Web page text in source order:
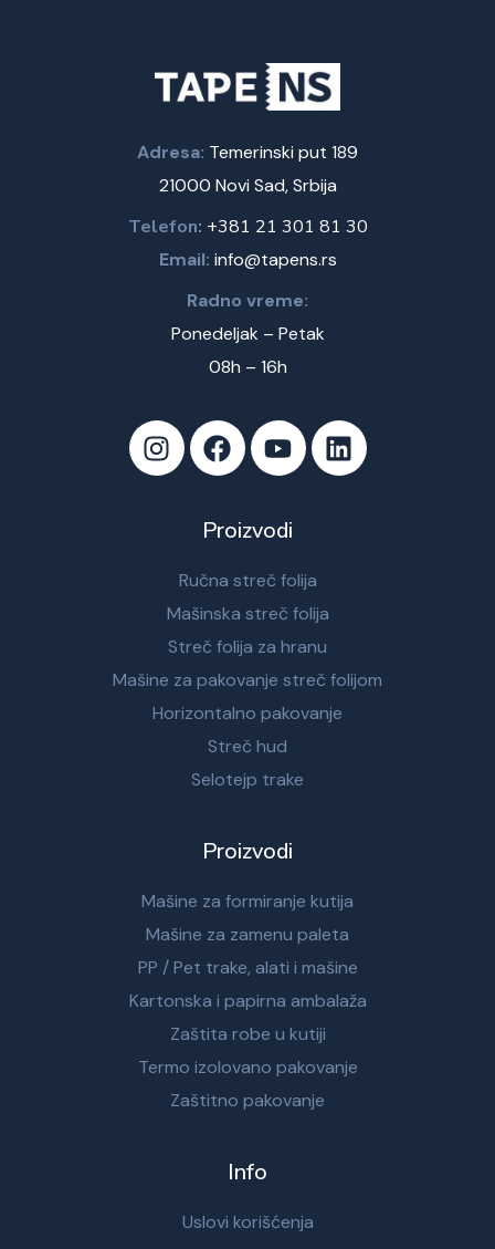
Adresa: Temerinski put 189
21000 Novi Sad, Srbija
Telefon: +381 21 301 81 30
Email: info@tapens.rs
Radno vreme:
Ponedeljak – Petak
08h – 16h
Proizvodi
Ručna streč folija
Mašinska streč folija
Streč folija za hranu
Mašine za pakovanje streč folijom
Horizontalno pakovanje
Streč hud
Selotejp trake
Proizvodi
Mašine za formiranje kutija
Mašine za zamenu paleta
PP / Pet trake, alati i mašine
Kartonska i papirna ambalaža
Zaštita robe u kutiji
Termo izolovano pakovanje
Zaštitno pakovanje
Info
Uslovi korišćenja